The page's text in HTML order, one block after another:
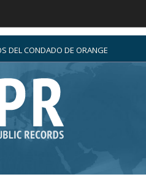
DEL CONDADO DE ORANGE